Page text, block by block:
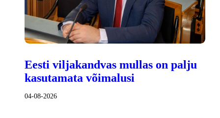
Eesti viljakandvas mullas on palju
kasutamata võimalusi
04-08-2026